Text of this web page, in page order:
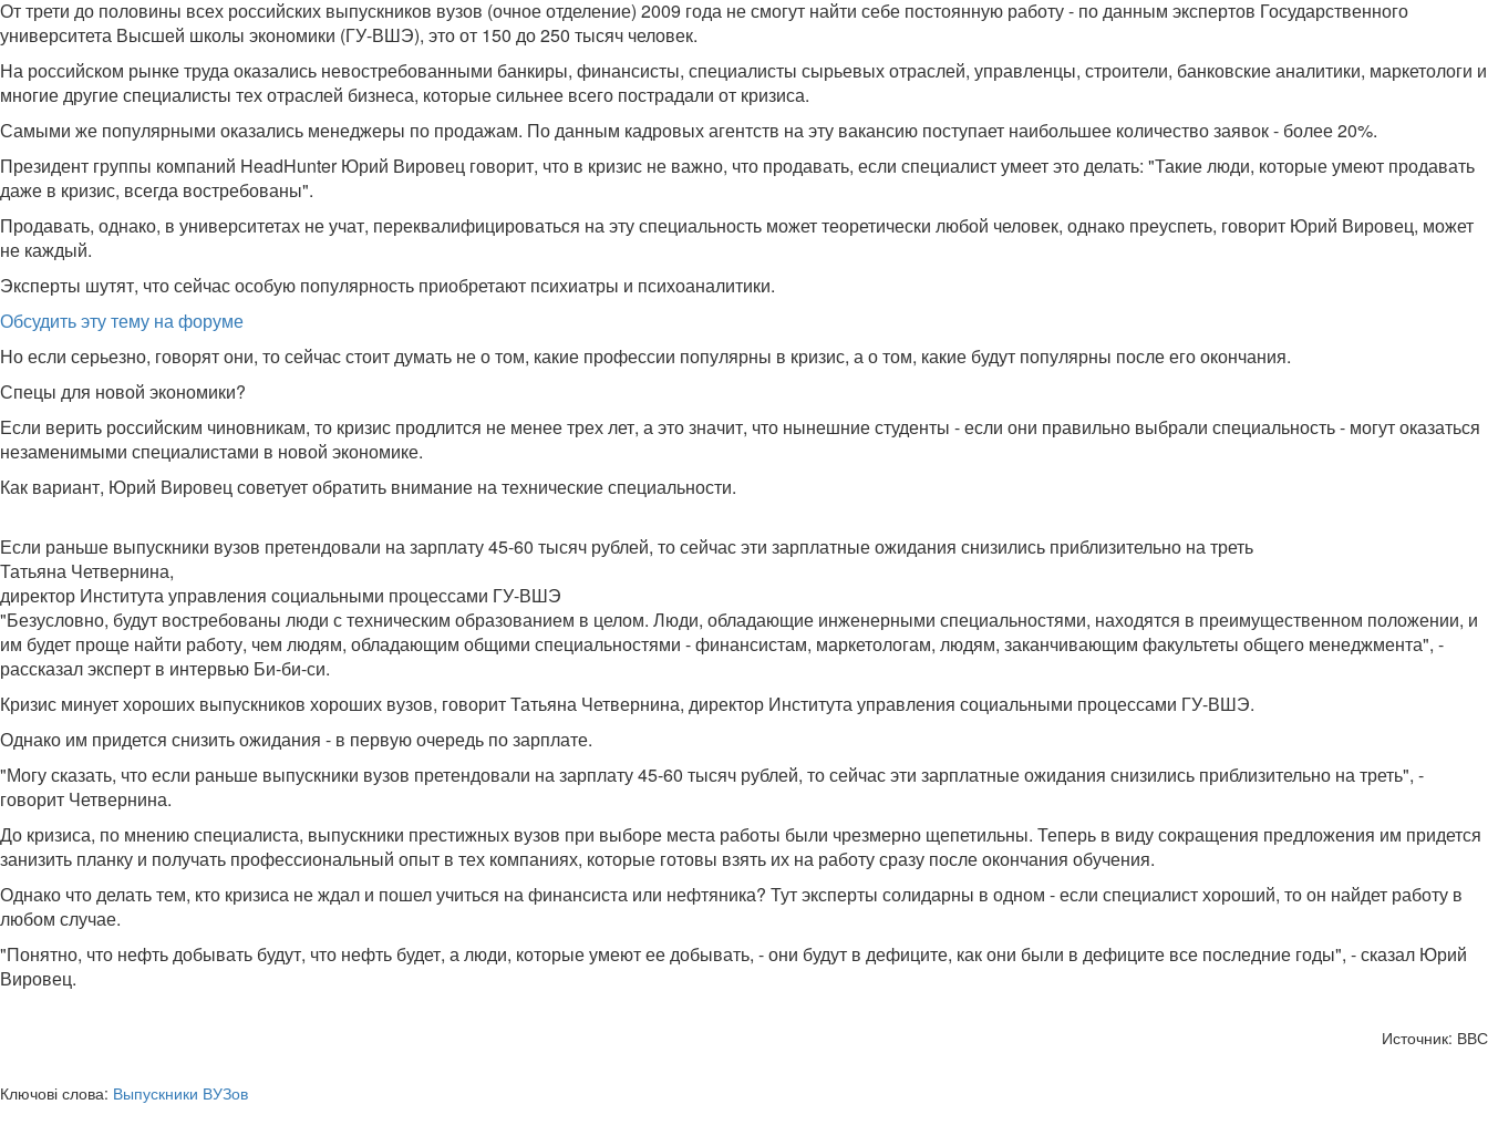
От трети до половины всех российских выпускников вузов (очное отделение) 2009 года не смогут найти себе постоянную работу - по данным экспертов Государственного
университета Высшей школы экономики (ГУ-ВШЭ), это от 150 до 250 тысяч человек.
На российском рынке труда оказались невостребованными банкиры, финансисты, специалисты сырьевых отраслей, управленцы, строители, банковские аналитики, маркетологи и
многие другие специалисты тех отраслей бизнеса, которые сильнее всего пострадали от кризиса.
Самыми же популярными оказались менеджеры по продажам. По данным кадровых агентств на эту вакансию поступает наибольшее количество заявок - более 20%.
Президент группы компаний HeadHunter Юрий Вировец говорит, что в кризис не важно, что продавать, если специалист умеет это делать: "Такие люди, которые умеют продавать
даже в кризис, всегда востребованы".
Продавать, однако, в университетах не учат, переквалифицироваться на эту специальность может теоретически любой человек, однако преуспеть, говорит Юрий Вировец, может
не каждый.
Эксперты шутят, что сейчас особую популярность приобретают психиатры и психоаналитики.
Обсудить эту тему на форуме
Но если серьезно, говорят они, то сейчас стоит думать не о том, какие профессии популярны в кризис, а о том, какие будут популярны после его окончания.
Спецы для новой экономики?
Если верить российским чиновникам, то кризис продлится не менее трех лет, а это значит, что нынешние студенты - если они правильно выбрали специальность - могут оказаться
незаменимыми специалистами в новой экономике.
Как вариант, Юрий Вировец советует обратить внимание на технические специальности.
Если раньше выпускники вузов претендовали на зарплату 45-60 тысяч рублей, то сейчас эти зарплатные ожидания снизились приблизительно на треть
Татьяна Четвернина,
директор Института управления социальными процессами ГУ-ВШЭ
"Безусловно, будут востребованы люди с техническим образованием в целом. Люди, обладающие инженерными специальностями, находятся в преимущественном положении, и
им будет проще найти работу, чем людям, обладающим общими специальностями - финансистам, маркетологам, людям, заканчивающим факультеты общего менеджмента", -
рассказал эксперт в интервью Би-би-си.
Кризис минует хороших выпускников хороших вузов, говорит Татьяна Четвернина, директор Института управления социальными процессами ГУ-ВШЭ.
Однако им придется снизить ожидания - в первую очередь по зарплате.
"Могу сказать, что если раньше выпускники вузов претендовали на зарплату 45-60 тысяч рублей, то сейчас эти зарплатные ожидания снизились приблизительно на треть", -
говорит Четвернина.
До кризиса, по мнению специалиста, выпускники престижных вузов при выборе места работы были чрезмерно щепетильны. Теперь в виду сокращения предложения им придется
занизить планку и получать профессиональный опыт в тех компаниях, которые готовы взять их на работу сразу после окончания обучения.
Однако что делать тем, кто кризиса не ждал и пошел учиться на финансиста или нефтяника? Тут эксперты солидарны в одном - если специалист хороший, то он найдет работу в
любом случае.
"Понятно, что нефть добывать будут, что нефть будет, а люди, которые умеют ее добывать, - они будут в дефиците, как они были в дефиците все последние годы", - сказал Юрий
Вировец.
Источник: ВВС
Ключові слова: Выпускники ВУЗов